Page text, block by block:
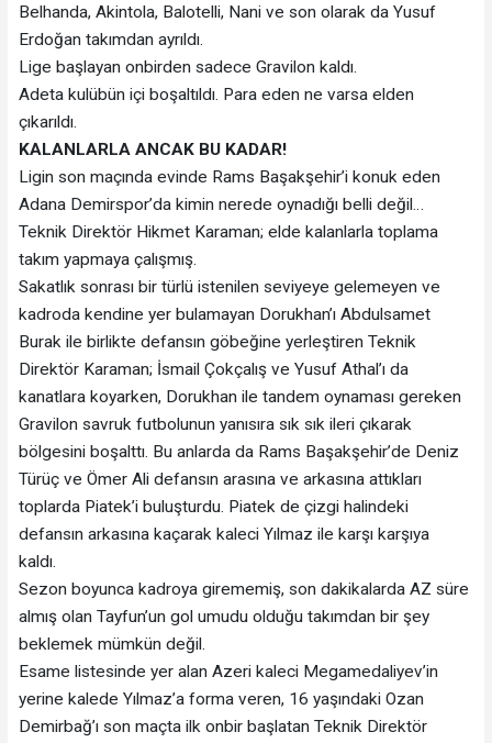
Belhanda, Akintola, Balotelli, Nani ve son olarak da Yusuf
Erdoğan takımdan ayrıldı.
Lige başlayan onbirden sadece Gravilon kaldı.
Adeta kulübün içi boşaltıldı. Para eden ne varsa elden
çıkarıldı.
KALANLARLA ANCAK BU KADAR!
Ligin son maçında evinde Rams Başakşehir’i konuk eden
Adana Demirspor’da kimin nerede oynadığı belli değil…
Teknik Direktör Hikmet Karaman; elde kalanlarla toplama
takım yapmaya çalışmış.
Sakatlık sonrası bir türlü istenilen seviyeye gelemeyen ve
kadroda kendine yer bulamayan Dorukhan’ı Abdulsamet
Burak ile birlikte defansın göbeğine yerleştiren Teknik
Direktör Karaman; İsmail Çokçalış ve Yusuf Athal’ı da
kanatlara koyarken, Dorukhan ile tandem oynaması gereken
Gravilon savruk futbolunun yanısıra sık sık ileri çıkarak
bölgesini boşalttı. Bu anlarda da Rams Başakşehir’de Deniz
Türüç ve Ömer Ali defansın arasına ve arkasına attıkları
toplarda Piatek’i buluşturdu. Piatek de çizgi halindeki
defansın arkasına kaçarak kaleci Yılmaz ile karşı karşıya
kaldı.
Sezon boyunca kadroya girememiş, son dakikalarda AZ süre
almış olan Tayfun’un gol umudu olduğu takımdan bir şey
beklemek mümkün değil.
Esame listesinde yer alan Azeri kaleci Megamedaliyev’in
yerine kalede Yılmaz’a forma veren, 16 yaşındaki Ozan
Demirbağ’ı son maçta ilk onbir başlatan Teknik Direktör